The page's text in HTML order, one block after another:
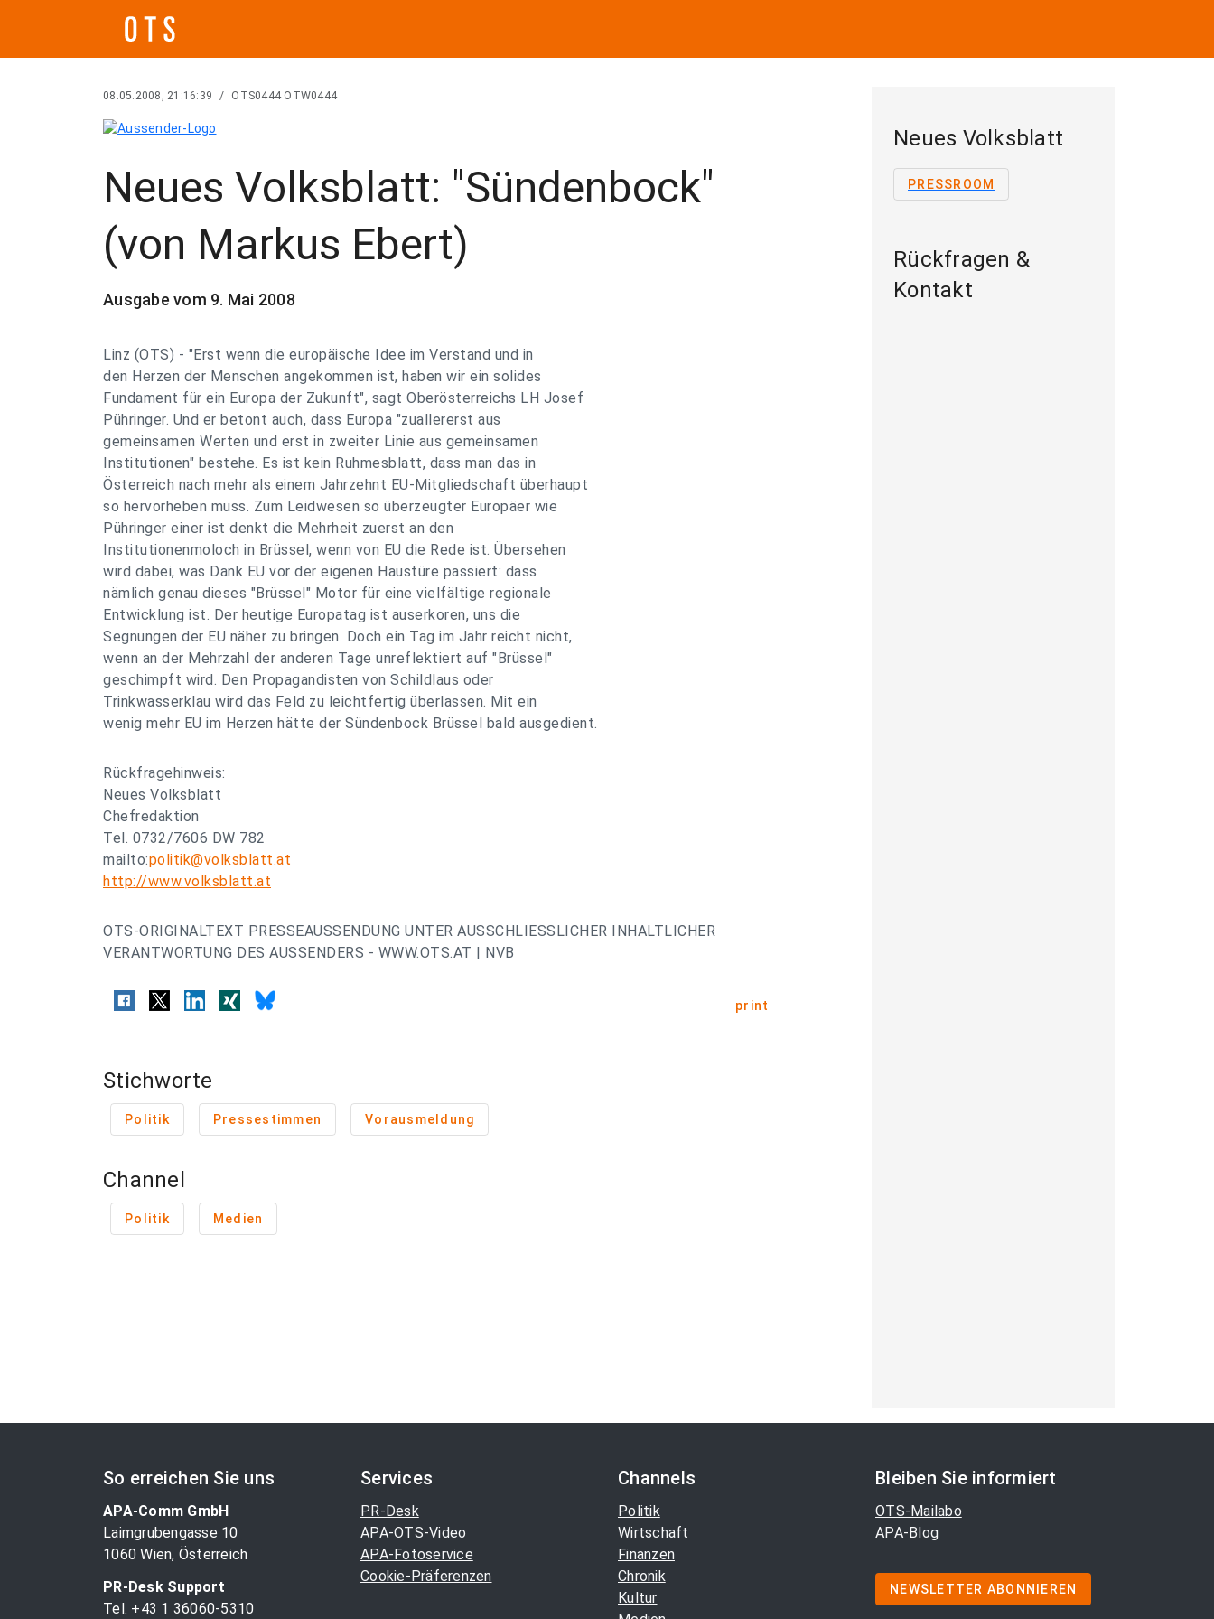
08.05.2008, 21:16:39 / OTS0444 OTW0444
Neues Volksblatt: "Sündenbock"
(von Markus Ebert)
Ausgabe vom 9. Mai 2008
Linz (OTS) - "Erst wenn die europäische Idee im Verstand und in
den Herzen der Menschen angekommen ist, haben wir ein solides
Fundament für ein Europa der Zukunft", sagt Oberösterreichs LH Josef
Pühringer. Und er betont auch, dass Europa "zuallererst aus
gemeinsamen Werten und erst in zweiter Linie aus gemeinsamen
Institutionen" bestehe. Es ist kein Ruhmesblatt, dass man das in
Österreich nach mehr als einem Jahrzehnt EU-Mitgliedschaft überhaupt
so hervorheben muss. Zum Leidwesen so überzeugter Europäer wie
Pühringer einer ist denkt die Mehrheit zuerst an den
Institutionenmoloch in Brüssel, wenn von EU die Rede ist. Übersehen
wird dabei, was Dank EU vor der eigenen Haustüre passiert: dass
nämlich genau dieses "Brüssel" Motor für eine vielfältige regionale
Entwicklung ist. Der heutige Europatag ist auserkoren, uns die
Segnungen der EU näher zu bringen. Doch ein Tag im Jahr reicht nicht,
wenn an der Mehrzahl der anderen Tage unreflektiert auf "Brüssel"
geschimpft wird. Den Propagandisten von Schildlaus oder
Trinkwasserklau wird das Feld zu leichtfertig überlassen. Mit ein
wenig mehr EU im Herzen hätte der Sündenbock Brüssel bald ausgedient.
Rückfragehinweis:
Neues Volksblatt
Chefredaktion
Tel. 0732/7606 DW 782
mailto:politik@volksblatt.at
http://www.volksblatt.at
OTS-ORIGINALTEXT PRESSEAUSSENDUNG UNTER AUSSCHLIESSLICHER INHALTLICHER
VERANTWORTUNG DES AUSSENDERS - WWW.OTS.AT | NVB
print
Stichworte
Politik Pressestimmen Vorausmeldung
Channel
Politik Medien
Neues Volksblatt
PRESSROOM
Rückfragen &
Kontakt
So erreichen Sie uns
APA-Comm GmbH
Laimgrubengasse 10
1060 Wien, Österreich
PR-Desk Support
Tel. +43 1 36060-5310
Services
PR-Desk
APA-OTS-Video
APA-Fotoservice
Cookie-Präferenzen
Channels
Politik
Wirtschaft
Finanzen
Chronik
Kultur
Bleiben Sie informiert
OTS-Mailabo
APA-Blog
NEWSLETTER ABONNIEREN